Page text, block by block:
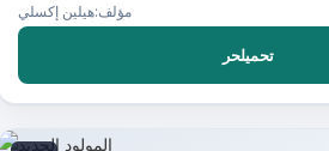
مؤلف:هيلين إكسلي
تحميلحر